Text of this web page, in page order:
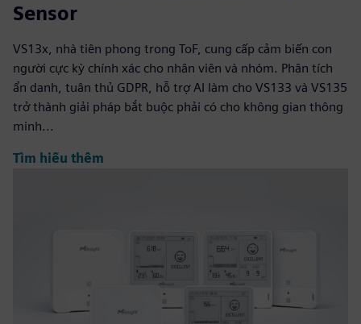
Sensor
VS13x, nhà tiên phong trong ToF, cung cấp cảm biến con
người cực kỳ chính xác cho nhân viên và nhóm. Phân tích
ẩn danh, tuân thủ GDPR, hỗ trợ AI làm cho VS133 và VS135
trở thành giải pháp bắt buộc phải có cho không gian thông
minh...
Tìm hiểu thêm